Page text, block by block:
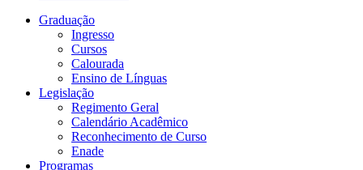
Graduação
Ingresso
Cursos
Calourada
Ensino de Línguas
Legislação
Regimento Geral
Calendário Acadêmico
Reconhecimento de Curso
Enade
Programas